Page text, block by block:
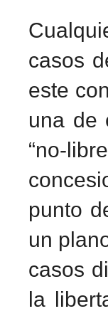
casos
este
una de
“no-
punto
un
casos
la